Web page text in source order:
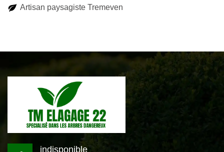
Artisan paysagiste Tremeven
indisponible